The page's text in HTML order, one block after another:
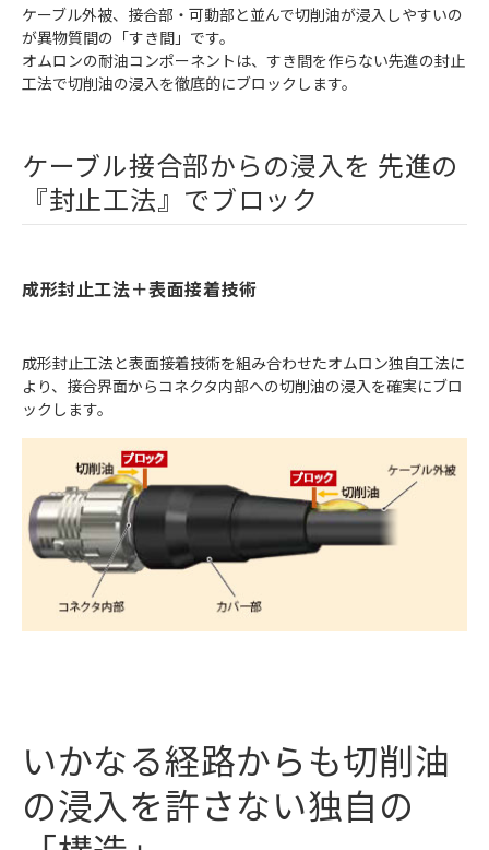
ケーブル外被、接合部・可動部と並んで切削油が浸入しやすいの
が異物質間の「すき間」です。
オムロンの耐油コンポーネントは、すき間を作らない先進の封止
工法で切削油の浸入を徹底的にブロックします。
ケーブル接合部からの浸入を 先進の
『封止工法』でブロック
成形封止工法＋表面接着技術
成形封止工法と表面接着技術を組み合わせたオムロン独自工法に
より、接合界面からコネクタ内部への切削油の浸入を確実にブロ
ックします。
いかなる経路からも切削油
の浸入を許さない独自の